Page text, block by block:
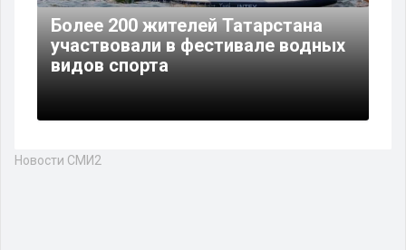
Более 200 жителей Татарстана
участвовали в фестивале водных
видов спорта
Новости СМИ2